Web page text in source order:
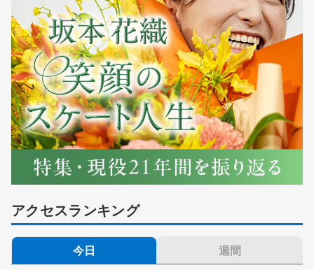
アクセスランキング
今日 週間